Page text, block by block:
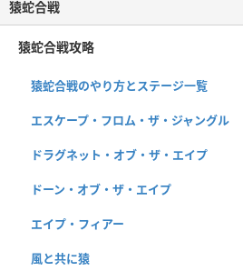
猿蛇合戦
猿蛇合戦攻略
猿蛇合戦のやり方とステージ一覧
エスケープ・フロム・ザ・ジャングル
ドラグネット・オブ・ザ・エイプ
ドーン・オブ・ザ・エイプ
エイプ・フィアー
風と共に猿